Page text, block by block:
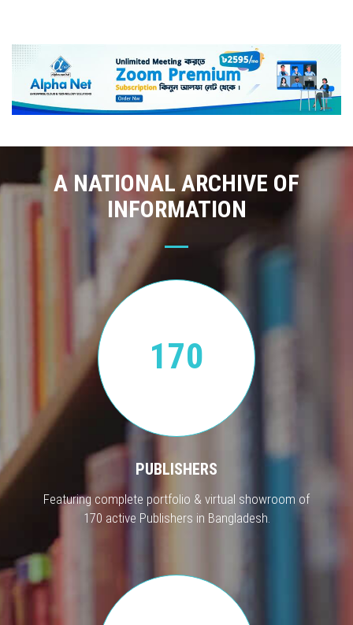
A NATIONAL ARCHIVE OF
INFORMATION
170
PUBLISHERS
Featuring complete portfolio & virtual showroom of
170 active Publishers in Bangladesh.